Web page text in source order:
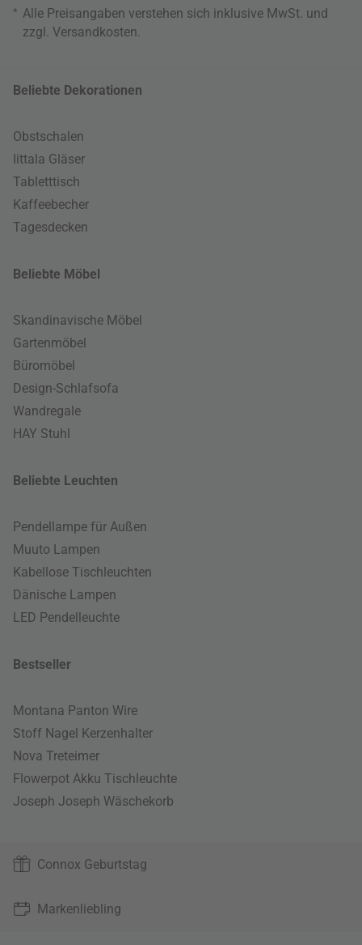
* Alle Preisangaben verstehen sich inklusive MwSt. und
zzgl. Versandkosten
Beliebte Dekorationen
Obstschalen
Iittala Gläser
Tabletttisch
Kaffeebecher
Tagesdecken
Beliebte Möbel
Skandinavische Möbel
Gartenmöbel
Büromöbel
Design-Schlafsofa
Wandregale
HAY Stuhl
Beliebte Leuchten
Pendellampe für Außen
Muuto Lampen
Kabellose Tischleuchten
Dänische Lampen
LED Pendelleuchte
Bestseller
Montana Panton Wire
Stoff Nagel Kerzenhalter
Nova Treteimer
Flowerpot Akku Tischleuchte
Joseph Joseph Wäschekorb
Connox Geburtstag
Markenliebling